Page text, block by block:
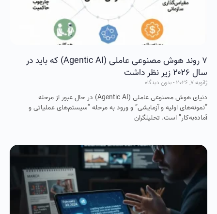
۷ روند هوش مصنوعی عاملی (Agentic AI) که باید در
سال ۲۰۲۶ زیر نظر داشت
ژانویه 7, 2026 بدون دیدگاه
دنیای هوش مصنوعی عاملی (Agentic AI) در حال عبور از مرحله‌
“نمونه‌های اولیه و آزمایشی” و ورود به مرحله‌ “سیستم‌های عملیاتی و
آماده‌به‌کار” است. تحلیلگران